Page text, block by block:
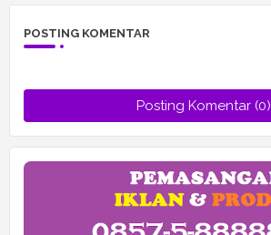
POSTING KOMENTAR
Posting Komentar (0)